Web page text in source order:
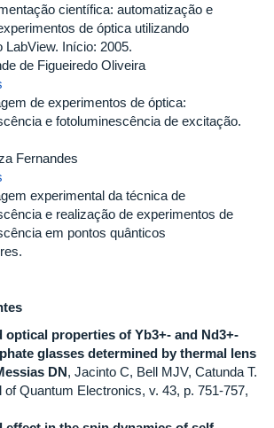
científica: automatização e
de óptica utilizando
LabView. Início: 2005.
de Figueiredo Oliveira
de experimentos de óptica:
e fotoluminescência de excitação.
Fernandes
experimental da técnica de
e realização de experimentos de
em pontos quânticos
optical properties of Yb3+- and Nd3+-
glasses determined by thermal lens
DN, Jacinto C, Bell MJV, Catunda T.
of Quantum Electronics, v. 43, p. 751-757,